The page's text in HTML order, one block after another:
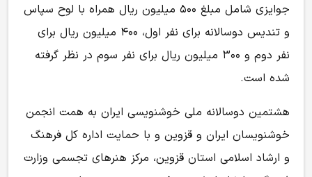
جوایزی شامل مبلغ ۵۰۰ میلیون ریال همراه با لوح سپاس
و تندیس دوسالانه برای نفر اول، ۴۰۰ میلیون ریال برای
نفر دوم و ۳۰۰ میلیون ریال برای نفر سوم در نظر گرفته
شده است.
هشتمین دوسالانه ملی خوشنویسی ایران به همت انجمن
خوشنویسان ایران و قزوین و با حمایت اداره کل فرهنگ
و ارشاد اسلامی استان قزوین، مرکز هنرهای تجسمی وزارت